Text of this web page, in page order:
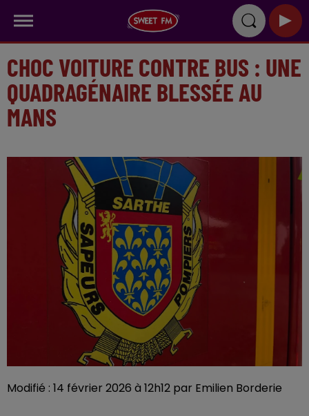
CHOC VOITURE CONTRE BUS : UNE
QUADRAGÉNAIRE BLESSÉE AU
MANS
Modifié : 14 février 2026 à 12h12 par Emilien Borderie